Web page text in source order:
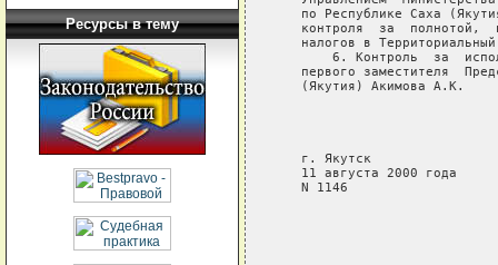
Ресурсы в тему
по Республике Саха
контроля  за  полнотой,
налогов в
6. Контроль  за
первого заместителя
   (Якутия) Акимова А.К.
   г. Якутск
   11 августа 2000 года
   N 1146